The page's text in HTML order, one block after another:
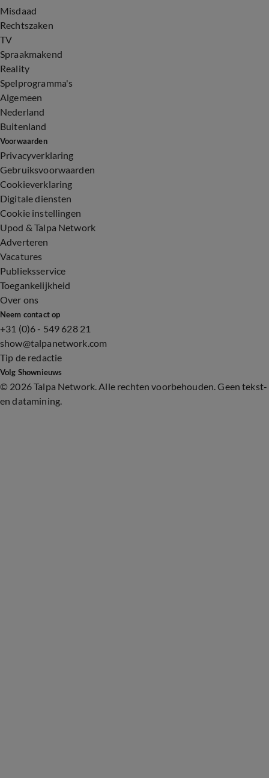
Misdaad
Rechtszaken
TV
Spraakmakend
Reality
Spelprogramma's
Algemeen
Nederland
Buitenland
Voorwaarden
Privacyverklaring
Gebruiksvoorwaarden
Cookieverklaring
Digitale diensten
Cookie instellingen
Upod & Talpa Network
Adverteren
Vacatures
Publieksservice
Toegankelijkheid
Over ons
Neem contact op
+31 (0)6 - 549 628 21
show@talpanetwork.com
Tip de redactie
Volg Shownieuws
© 2026 Talpa Network. Alle rechten voorbehouden. Geen tekst-
en datamining.